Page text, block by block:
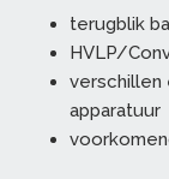
terugblik
HVLP/
verschillen
apparatuur